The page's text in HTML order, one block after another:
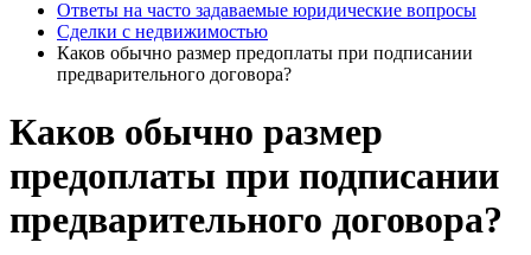
Ответы на часто задаваемые юридические вопросы
Сделки с недвижимостью
Каков обычно размер предоплаты при подписании
предварительного договора?
Каков обычно размер
предоплаты при подписании
предварительного договора?